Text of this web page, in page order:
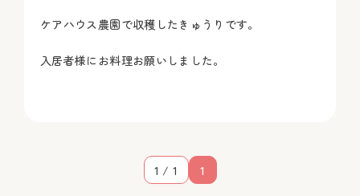
ケアハウス農園で収穫したきゅうりです。
入居者様にお料理お願いしました。
1 / 1 1